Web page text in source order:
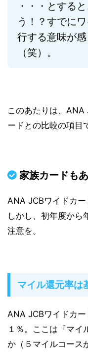
・・・とする
う！？すでに
行する意味が
（笑）。
このあたりは、ANA
ードとの比較の項目
家族カードもあ
ANA JCBワイドカー
しかし、初年度から
注意を。
マイル還元率は
ANA JCBワイドカ
１％。ここは『マイ
か（５マイルコース